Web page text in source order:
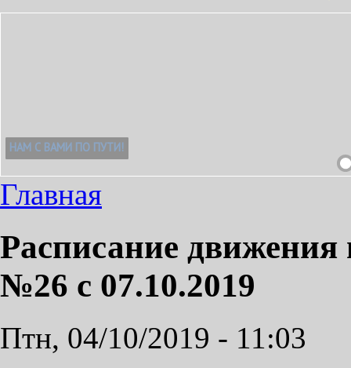
Главная
Расписание
№26 с 07.10.2019
Птн, 04/10/2019 - 11:03